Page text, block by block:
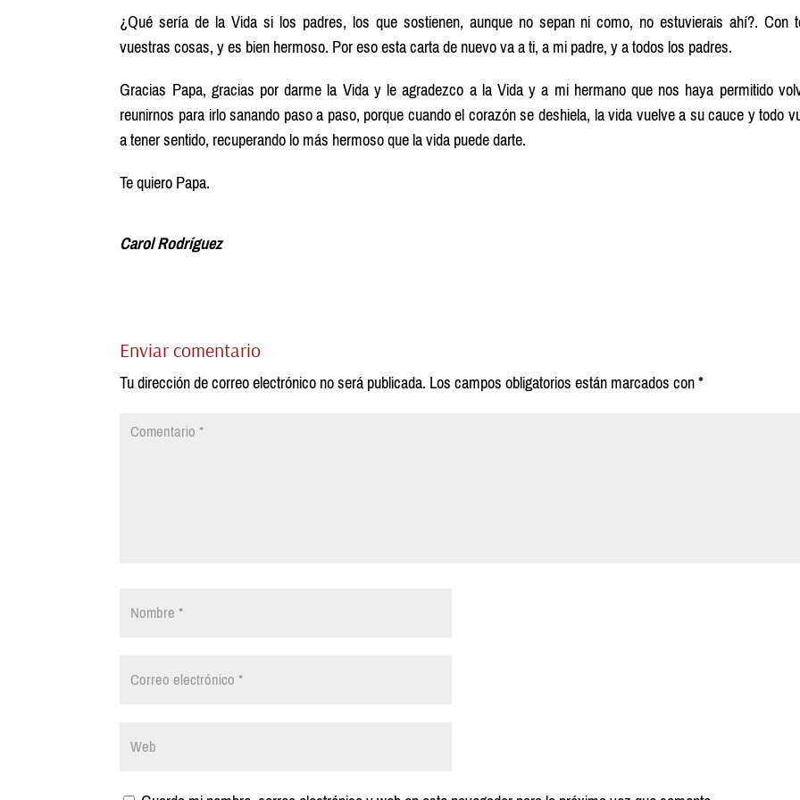
¿Qué sería de la Vida si los padres, los que sostienen, aunque no sepan ni como, no estuvierais ahí?. Con
vuestras cosas, y es bien hermoso. Por eso esta carta de nuevo va a ti, a mi padre, y a todos los padres.
Gracias Papa, gracias por darme la Vida y le agradezco a la Vida y a mi hermano que nos haya permitido
reunirnos para irlo sanando paso a paso, porque cuando el corazón se deshiela, la vida vuelve a su cauce y todo
a tener sentido, recuperando lo más hermoso que la vida puede darte.
Te quiero Papa.
Carol Rodríguez
Enviar comentario
Tu dirección de correo electrónico no será publicada.Los campos obligatorios están marcados con*